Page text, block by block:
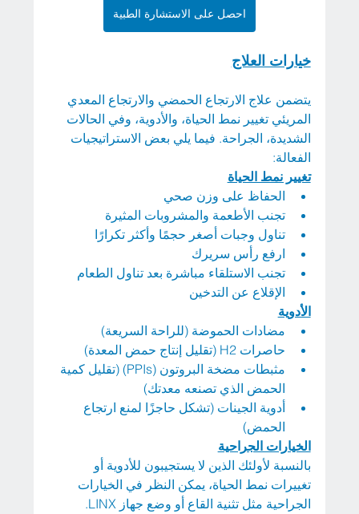
احصل على الاستشارة الطبية
خيارات العلاج
يتضمن علاج الارتجاع الحمضي والارتجاع المعدي
المريئي تغيير نمط الحياة، والأدوية، وفي الحالات
الشديدة، الجراحة. فيما يلي بعض الاستراتيجيات
الفعالة:
تغيير نمط الحياة
الحفاظ على وزن صحي
تجنب الأطعمة والمشروبات المثيرة
تناول وجبات أصغر حجمًا وأكثر تكرارًا
ارفع رأس سريرك
تجنب الاستلقاء مباشرة بعد تناول الطعام
الإقلاع عن التدخين
الأدوية
مضادات الحموضة (للراحة السريعة)
حاصرات H2 (تقليل إنتاج حمض المعدة)
مثبطات مضخة البروتون (PPIs) (تقليل كمية
الحمض الذي تصنعه معدتك)
أدوية الجينات (تشكل حاجزًا لمنع ارتجاع
الحمض)
الخيارات الجراحية
بالنسبة لأولئك الذين لا يستجيبون للأدوية أو
تغييرات نمط الحياة، يمكن النظر في الخيارات
الجراحية مثل تثنية القاع أو وضع جهاز LINX.